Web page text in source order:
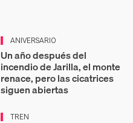
ANIVERSARIO
Un año después del
incendio de Jarilla, el monte
renace, pero las cicatrices
siguen abiertas
TREN